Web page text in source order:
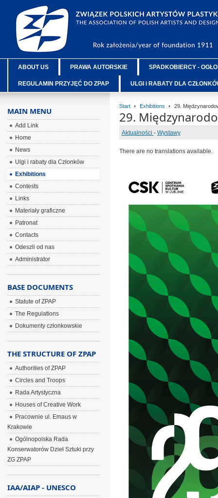
ABOUT US PRAWA AUTORSKIE SPADKOBIERCY -
REGULAMIN PRZYJĘĆ DO ZPAP ULGI i RABATY DLA
Start Exhibitions 29.
29.
Aktualności - Wystawy
There are no translations available.
MAIN MENU
Add Link
Home
News
Ulgi i rabaty dla Członków
Exhibitions
Contests
Links
Materiały graficzne
Patronat
Contacts
Odeszli od nas
Administrator
BASE DOCUMENTS
Statute of ZPAP
The Regulations
Dokumenty członkowskie
THE STRUCTURE OF ZPAP
Authorities of ZPAP
Circles and Troops
Rada Artystyczna
Houses of Creative Work
Pracownie ul. Emaus w
Krakowie
Ogólnopolska Rada
Konserwatorów Dzieł Sztuki przy
ZG ZPAP
IAA/AIAP - UNESCO